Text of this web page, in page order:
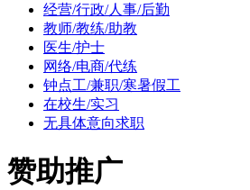
经营/行政/人事/后勤
教师/教练/助教
医生/护士
网络/电商/代练
钟点工/兼职/寒暑假工
在校生/实习
无具体意向求职
赞助推广